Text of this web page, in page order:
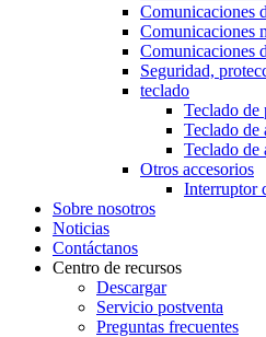
Comunicaciones
Comunicaciones
Comunicaciones
Seguridad,
teclado
Teclado de
Teclado de
Teclado de
Otros accesorios
Interruptor
Sobre nosotros
Noticias
Contáctanos
Centro de recursos
Descargar
Servicio postventa
Preguntas frecuentes